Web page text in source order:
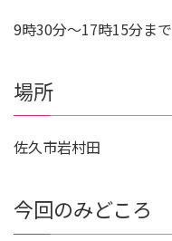
9時30分～17時15分まで
場所
佐久市岩村田
今回のみどころ